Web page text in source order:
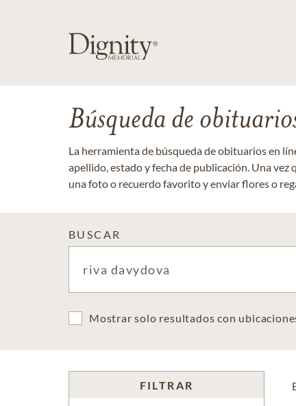
Búsqueda de
La herramienta de búsqueda de obituarios en
apellido, estado y fecha de publicación. Una
una foto o recuerdo favorito y enviar flores o
BUSCAR
Mostrar solo resultados con
FILTRAR